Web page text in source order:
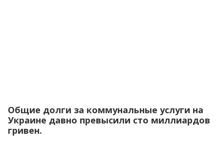
Общие долги за коммунальные услуги на
Украине давно превысили сто миллиардов
гривен.